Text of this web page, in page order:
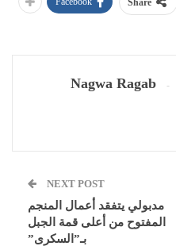
Share
Nagwa Ragab
NEXT POST
مدبولي يتفقد أعمال المنجم
المفتوح من أعلى قمة الجبل
بـ”السكرى”